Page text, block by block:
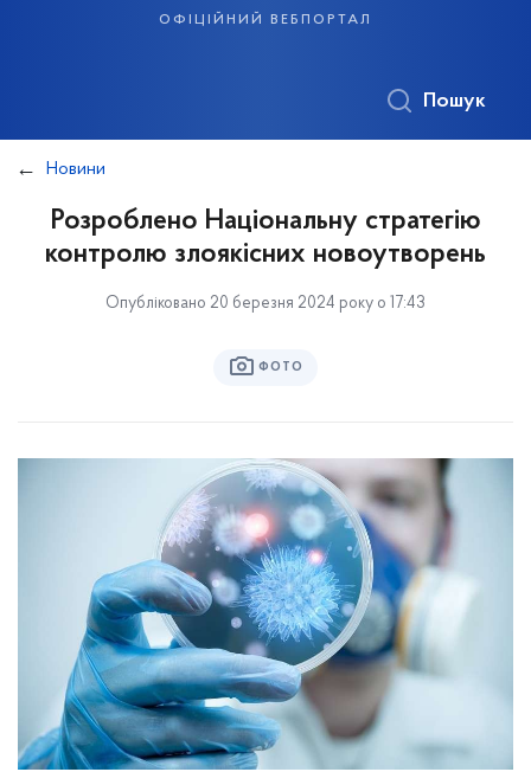
офіційний вебпортал
Пошук
Новини
Розроблено Національну стратегію
контролю злоякісних новоутворень
Опубліковано 20 березня 2024 року о 17:43
ФОТО